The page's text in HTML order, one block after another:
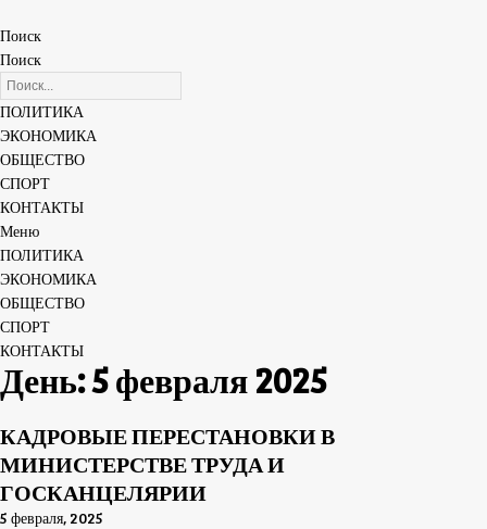
Поиск
Поиск
ПОЛИТИКА
ЭКОНОМИКА
ОБЩЕСТВО
СПОРТ
КОНТАКТЫ
Меню
ПОЛИТИКА
ЭКОНОМИКА
ОБЩЕСТВО
СПОРТ
КОНТАКТЫ
День: 5 февраля 2025
КАДРОВЫЕ ПЕРЕСТАНОВКИ В
МИНИСТЕРСТВЕ ТРУДА И
ГОСКАНЦЕЛЯРИИ
5 февраля, 2025